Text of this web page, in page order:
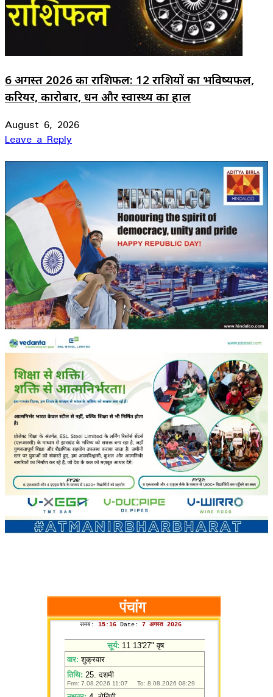
6 अगस्त 2026 का राशिफल: 12 राशियों का भविष्यफल,
करियर, कारोबार, धन और स्वास्थ्य का हाल
August 6, 2026
Leave a Reply